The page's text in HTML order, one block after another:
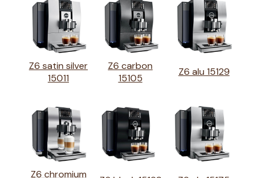
Z6 satin silver
15011
Z6 carbon
15105
Z6 alu 15129
Z6 chromium